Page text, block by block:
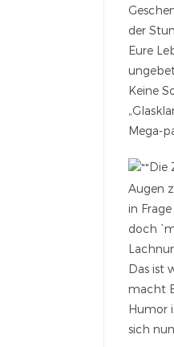
der
Eure
Keine
Mega-
Die
Augen
in
doch
Das ist
macht
Humor
sich